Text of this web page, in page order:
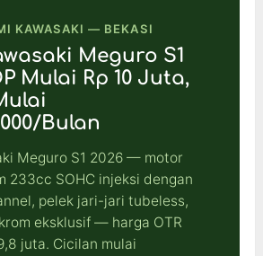
KAWASAKI — BEKASI
Meguro S1
Mulai Rp 10 Juta,
Bulan
Meguro S1 2026 — motor
233cc SOHC injeksi dengan
pelek jari-jari tubeless,
eksklusif — harga OTR
juta. Cicilan mulai